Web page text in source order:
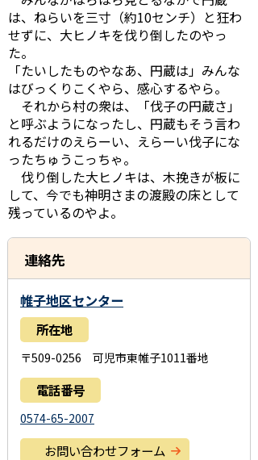
は、ねらいを三寸（約10センチ）と狂わ
せずに、大ヒノキを伐り倒したのやっ
た。
「たいしたものやなあ、円蔵は」みんな
はびっくりこくやら、感心するやら。
それから村の衆は、「伐子の円蔵さ」
と呼ぶようになったし、円蔵もそう言わ
れるだけのえらーい、えらーい伐子にな
ったちゅうこっちゃ。
伐り倒した大ヒノキは、木挽きが板に
して、今でも神明さまの渡殿の床として
残っているのやよ。
連絡先
帷子地区センター
所在地
〒509-0256 可児市東帷子1011番地
電話番号
0574-65-2007
お問い合わせフォーム